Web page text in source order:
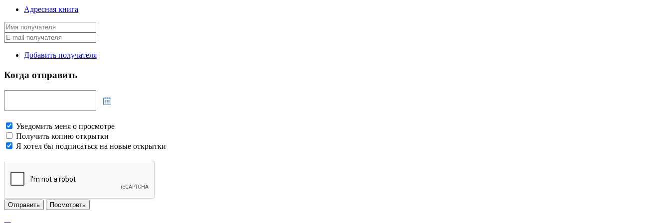
Адресная книга
Добавить получателя
Когда отправить
Уведомить меня о просмотре
Получить копию открытки
Я хотел бы подписаться на новые открытки
Отправить Посмотреть